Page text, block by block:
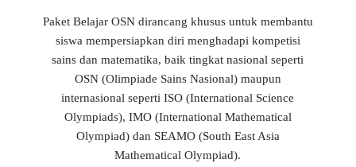
Paket Belajar OSN dirancang khusus untuk membantu
siswa mempersiapkan diri menghadapi kompetisi
sains dan matematika, baik tingkat nasional seperti
OSN (Olimpiade Sains Nasional) maupun
internasional seperti ISO (International Science
Olympiads), IMO (International Mathematical
Olympiad) dan SEAMO (South East Asia
Mathematical Olympiad).